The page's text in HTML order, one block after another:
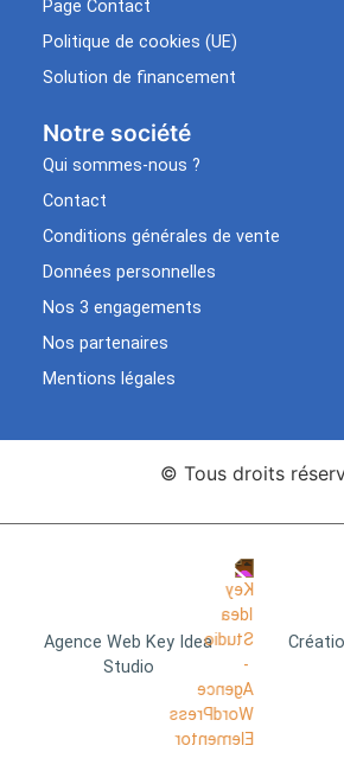
Page Contact
Politique de cookies (UE)
Solution de financement
Notre société
Qui sommes-nous ?
Contact
Conditions générales de vente
Données personnelles
Nos 3 engagements
Nos partenaires
Mentions légales
© Tous droits
Agence Web Key Idea
Studio